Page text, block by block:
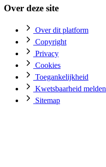
Over deze site
Over dit platform
Copyright
Privacy
Cookies
Toegankelijkheid
Kwetsbaarheid melden
Sitemap